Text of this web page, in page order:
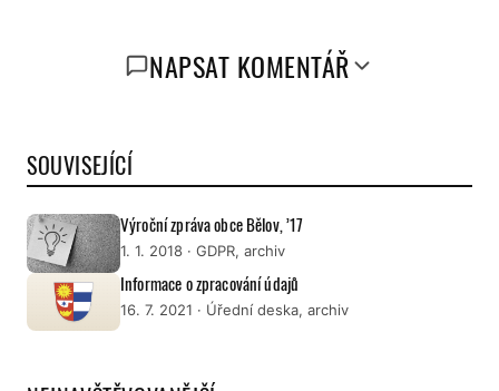
NAPSAT KOMENTÁŘ
SOUVISEJÍCÍ
Výroční zpráva obce Bělov, ’17
1. 1. 2018 · GDPR, archiv
Informace o zpracování údajů
16. 7. 2021 · Úřední deska, archiv